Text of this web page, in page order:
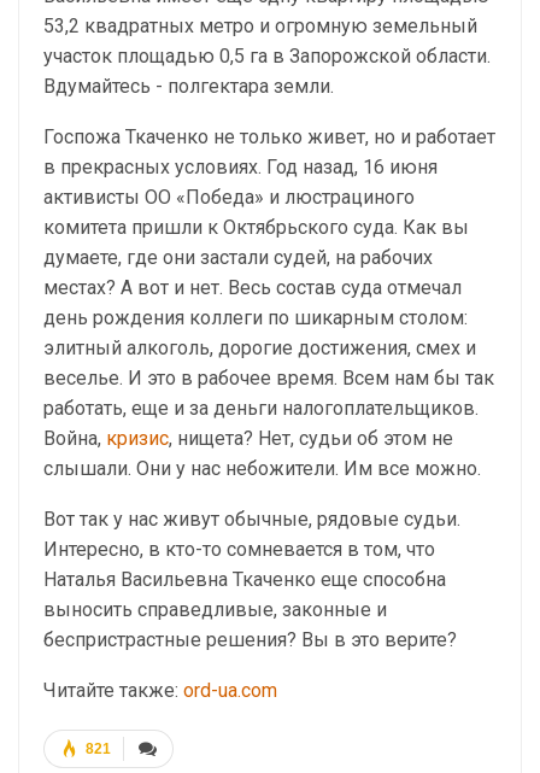
53,2 квадратных метро и огромную земельный
участок площадью 0,5 га в Запорожской области.
Вдумайтесь - полгектара земли.
Госпожа Ткаченко не только живет, но и работает
в прекрасных условиях. Год назад, 16 июня
активисты ОО «Победа» и люстрациного
комитета пришли к Октябрьского суда. Как вы
думаете, где они застали судей, на рабочих
местах? А вот и нет. Весь состав суда отмечал
день рождения коллеги по шикарным столом:
элитный алкоголь, дорогие достижения, смех и
веселье. И это в рабочее время. Всем нам бы так
работать, еще и за деньги налогоплательщиков.
Война, кризис, нищета? Нет, судьи об этом не
слышали. Они у нас небожители. Им все можно.
Вот так у нас живут обычные, рядовые судьи.
Интересно, в кто-то сомневается в том, что
Наталья Васильевна Ткаченко еще способна
выносить справедливые, законные и
беспристрастные решения? Вы в это верите?
Читайте также: ord-ua.com
821